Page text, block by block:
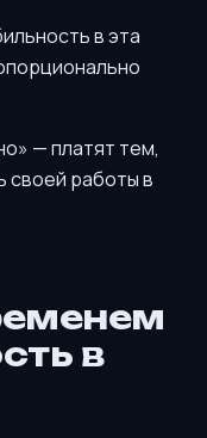
в эта
— платят тем,
своей работы в
в